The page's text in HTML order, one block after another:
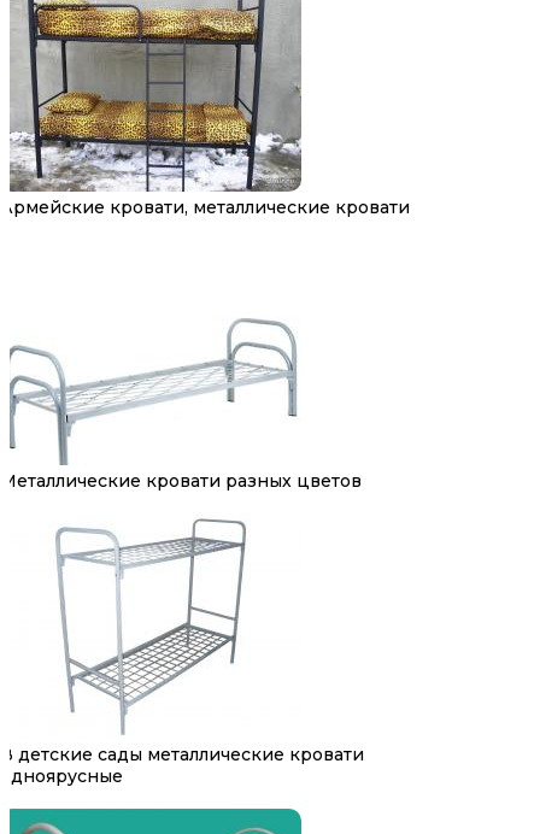
Армейские кровати, металлические кровати
Металлические кровати разных цветов
В детские сады металлические кровати
одноярусные